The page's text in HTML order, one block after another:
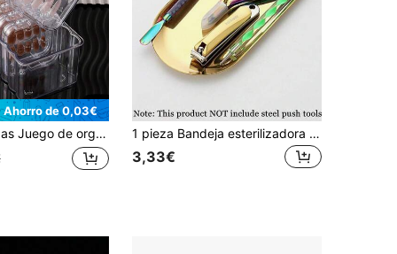
Ahorro de 0,03€
transparente a prueba de polvo para uñas postizas, joyería (collares, pulseras, anillos), pestañas postizas y otros cosméticos, organizador de arte de uñas 1 pieza Bandeja esterilizadora de acero inoxidable dorado ovalada de color metálico espejo, adecuada para almacenar herramientas de tatuaje y herramientas de arte de uñas, accesorios o bandeja de almacenamiento de escritorio del hogar, decoración de dormitorio, vuelta a la escuela
3,33€